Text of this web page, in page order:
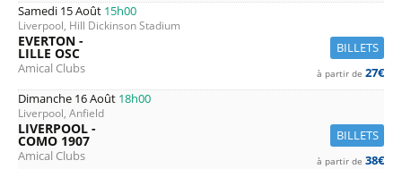
Samedi 15 Août 15h00
Liverpool, Hill Dickinson Stadium
BILLETS
EVERTON -
LILLE OSC
Amical Clubs à partir de 27€
Dimanche 16 Août 18h00
Liverpool, Anfield
BILLETS
LIVERPOOL -
COMO 1907
Amical Clubs à partir de 38€